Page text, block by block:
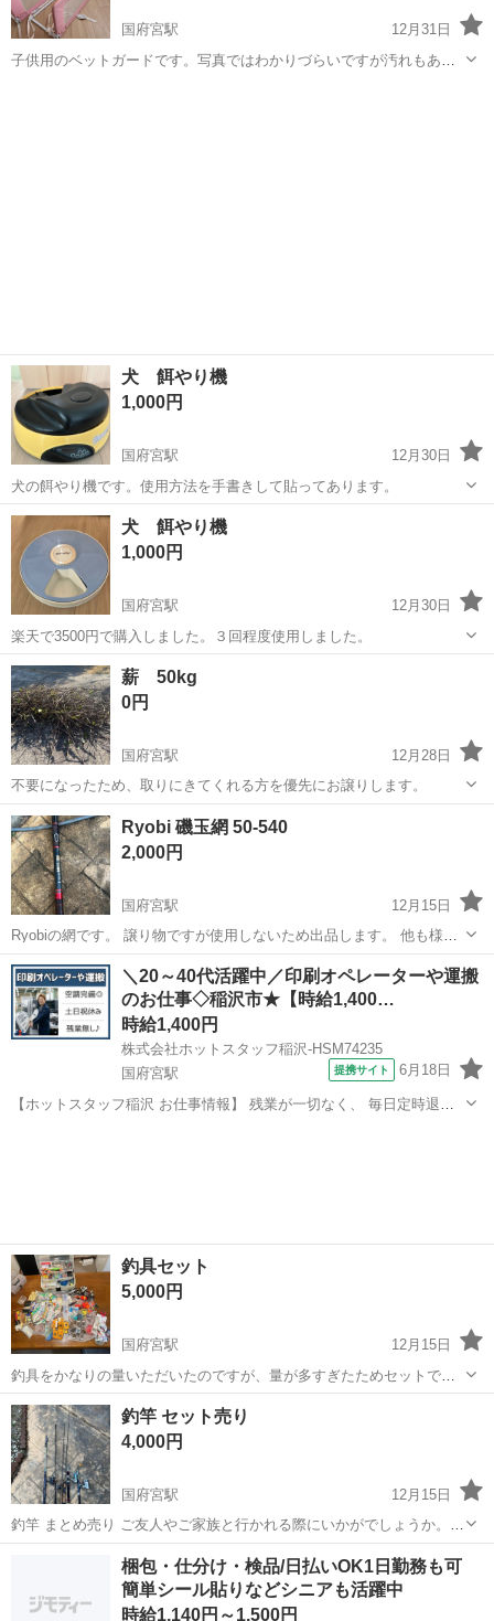
国府宮駅
12月31日
子供用のベットガードです。写真ではわかりづらいですが汚れもあり
犬 餌やり機
1,000円
国府宮駅
12月30日
犬の餌やり機です。使用方法を手書きして貼ってあります。
愛知 稲沢市 国府宮駅
犬 餌やり機
1,000円
国府宮駅
12月30日
楽天で3500円で購入しました。３回程度使用しました。
愛知 稲沢市
薪 50kg
0円
国府宮駅
12月28日
不要になったため、取りにきてくれる方を優先にお譲りします。
愛知 名古屋市 国府宮駅
Ryobi 磯玉網 50-540
2,000円
国府宮駅
12月15日
Ryobiの網です。 譲り物ですが使用しないため出品します。 他も様々
出品しています。まとめてお買い求めの方はご連絡ください。多少お
安くいたします。 不明点ある方はご連絡ください。 よろしくお願いい
たします。 魚 釣り 海 川
愛知 稲沢市 国府宮駅 その他 Ryobi
＼20～40代活躍中／印刷オペレーターや運搬
のお仕事◇稲沢市★【時給1,400…
時給1,400円
株式会社ホットスタッフ稲沢-HSM74235
国府宮駅
提携サイト 6月18日
【ホットスタッフ稲沢 お仕事情報】 残業が一切なく、 毎日定時退社
釣具セット
5,000円
国府宮駅
12月15日
釣具をかなりの量いただいたのですが、量が多すぎたためセットで出
品いたします。 新品もあれば中古もありまして、釣り針、浮き、おも
り、リール、ガン玉、ガイドなどあります。 海釣り用から川釣りよう
まで、小魚から大物まで狙える感...
愛知 稲沢市 国府宮駅 その他
釣竿 セット売り
4,000円
国府宮駅
12月15日
釣竿 まとめ売り ご友人やご家族と行かれる際にいかがでしょうか。
穴釣りやサビキもいけると思います。 shimano ホリデー 島風2号 370
も入ってます。 いただきものですが使用しないので出品します。 他に
も様々出品して...
稲沢市 国府宮駅 その他 釣竿
梱包・仕分け・検品/日払いOK1日勤務も可
簡単シール貼りなどシニアも活躍中
時給1,140円～1,500円